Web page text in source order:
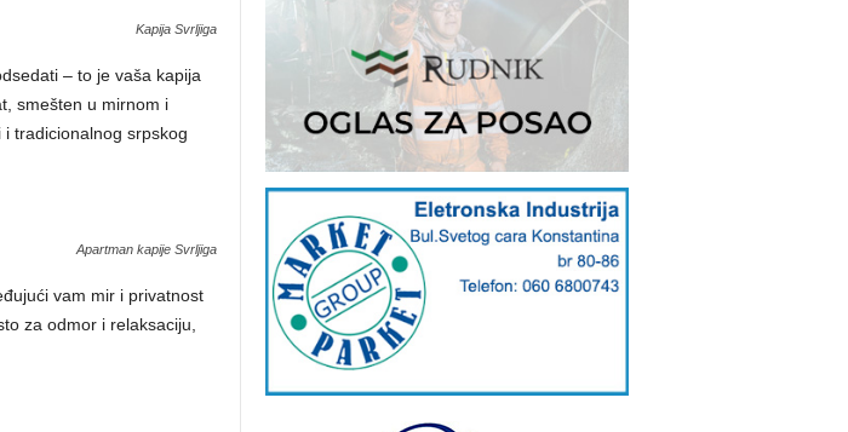
Kapija Svrljiga
– to je vaša kapija
smešten u mirnom i
tradicionalnog srpskog
Apartman kapije Svrljiga
vam mir i privatnost
za odmor i relaksaciju,